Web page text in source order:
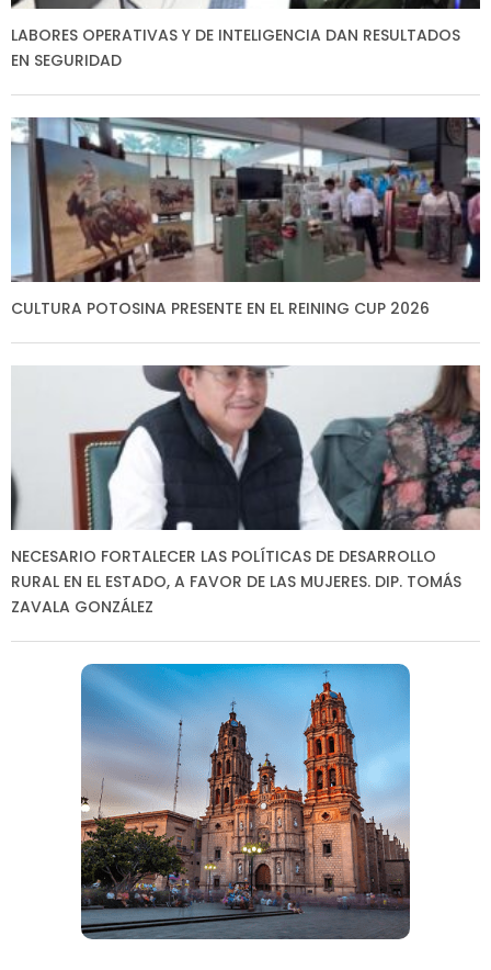
LABORES OPERATIVAS Y DE INTELIGENCIA DAN RESULTADOS
EN SEGURIDAD
CULTURA POTOSINA PRESENTE EN EL REINING CUP 2026
NECESARIO FORTALECER LAS POLÍTICAS DE DESARROLLO
RURAL EN EL ESTADO, A FAVOR DE LAS MUJERES. DIP. TOMÁS
ZAVALA GONZÁLEZ